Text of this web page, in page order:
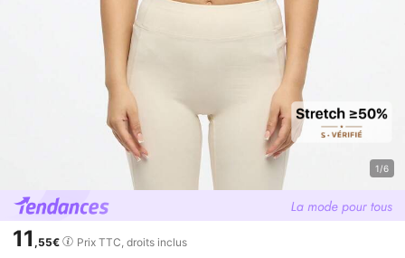
1/6
11 ,55€ Prix TTC, droits inclus